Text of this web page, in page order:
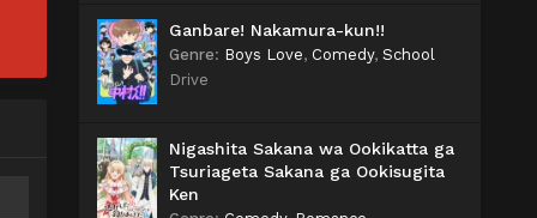
Ganbare! Nakamura-kun!!
Genre: Boys Love, Comedy, School
Drive
Nigashita Sakana wa Ookikatta ga
Tsuriageta Sakana ga Ookisugita
Ken